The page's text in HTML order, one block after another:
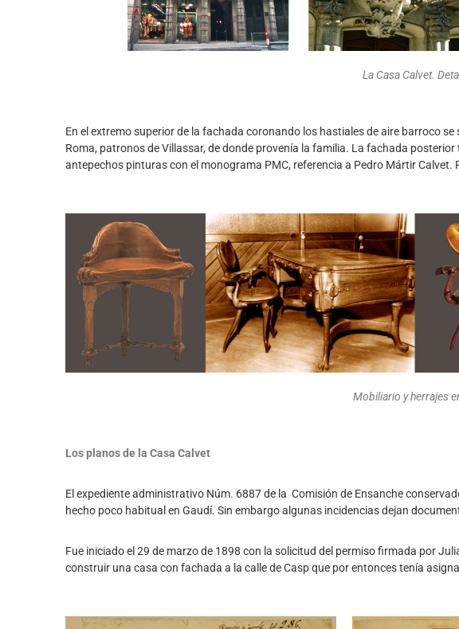
La Casa Calvet.
En el extremo superior de la fachada coronando los hastiales de aire barroco
Roma, patronos de Villassar, de donde provenía la familia. La fachada
antepechos pinturas con el monograma PMC, referencia a Pedro Mártir Calvet.
Mobiliario y herrajes
Los planos de la Casa Calvet
El expediente administrativo Núm. 6887 de la Comisión de Ensanche
hecho poco habitual en Gaudí. Sin embargo algunas incidencias dejan
Fue iniciado el 29 de marzo de 1898 con la solicitud del permiso firmada por
construir una casa con fachada a la calle de Casp que por entonces tenía